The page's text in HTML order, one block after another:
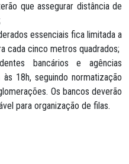
que assegurar distância de
essenciais fica limitada a
cada cinco metros quadrados;
bancários e agências
18h, seguindo normatização
Os bancos deverão
para organização de filas.